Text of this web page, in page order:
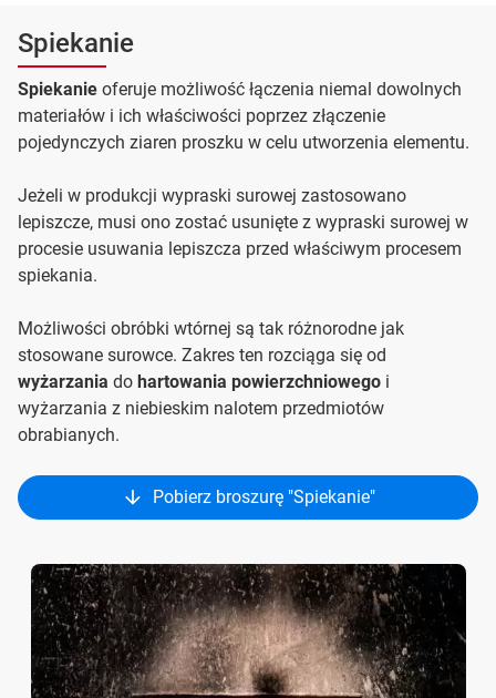
Spiekanie
Spiekanie oferuje możliwość łączenia niemal dowolnych
materiałów i ich właściwości poprzez złączenie
pojedynczych ziaren proszku w celu utworzenia elementu.
Jeżeli w produkcji wypraski surowej zastosowano
lepiszcze, musi ono zostać usunięte z wypraski surowej w
procesie usuwania lepiszcza przed właściwym procesem
spiekania.
Możliwości obróbki wtórnej są tak różnorodne jak
stosowane surowce. Zakres ten rozciąga się od
wyżarzania do hartowania powierzchniowego i
wyżarzania z niebieskim nalotem przedmiotów
obrabianych.
Pobierz broszurę "Spiekanie"